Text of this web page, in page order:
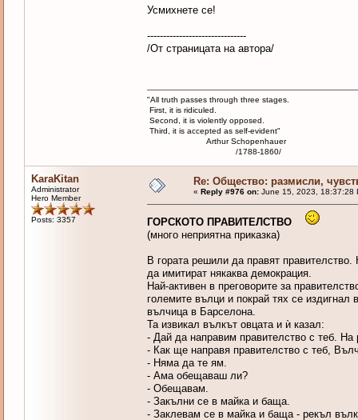
Усмихнете се!
-------------------------------
/От страницата на автора/
"All truth passes through three stages.
First, it is ridiculed.
Second, it is violently opposed.
Third, it is accepted as self-evident"
Arthur Schopenhauer
/1788-1860/
KaraKitan
Administrator
Hero Member
Posts: 3357
Re: Общество: размисли,
« Reply #976 on:June 15, 2023, 18:37:28
ГОРСКОТО ПРАВИТЕЛСТВО
(много неприятна приказка)
В гората решили да правят
да имитират някаква демокрация.
Най-активен в преговорите за
големите вълци и покрай тях се
вълчица в Барселона.
Та извикал вълкът овцата и ѝ казал:
- Дай да направим правителство с теб.
- Как ще направя правителство с теб,
- Няма да те ям.
- Ама обещаваш ли?
- Обещавам.
- Закълни се в майка и баща.
- Заклевам се в майка и баща - рекъл